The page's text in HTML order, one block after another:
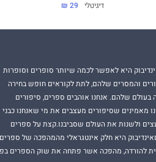
דיגיטלי 29 ₪
היא לאפשר לכמה שיותר סופרים וסופרות
והמסרים שלהם, לתת לקוראים חופש בחירה
בעולם שלהם. אנחנו אוהבים ספרים, סיפורים
מאמינים שסיפורים מעצבים את מי שאנחנו כבני
ולשנות את העולם שסביבנו.קצת על ספרים
היא חלק אינטגראלי מהמהפכה של ספרים
להורדה, מהפכה אשר פתחה את שוק הספרים